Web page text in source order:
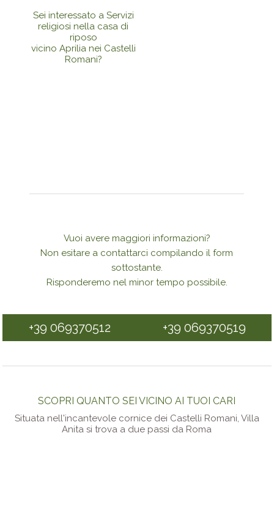
Sei interessato a Servizi
religiosi nella casa di
riposo
vicino Aprilia nei Castelli
Romani?
Vuoi avere maggiori informazioni?
Non esitare a contattarci compilando il form
sottostante.
Risponderemo nel minor tempo possibile.
+39 069370512 +39 069370519
SCOPRI QUANTO SEI VICINO AI TUOI CARI
Situata nell'incantevole cornice dei Castelli Romani, Villa
Anita si trova a due passi da Roma